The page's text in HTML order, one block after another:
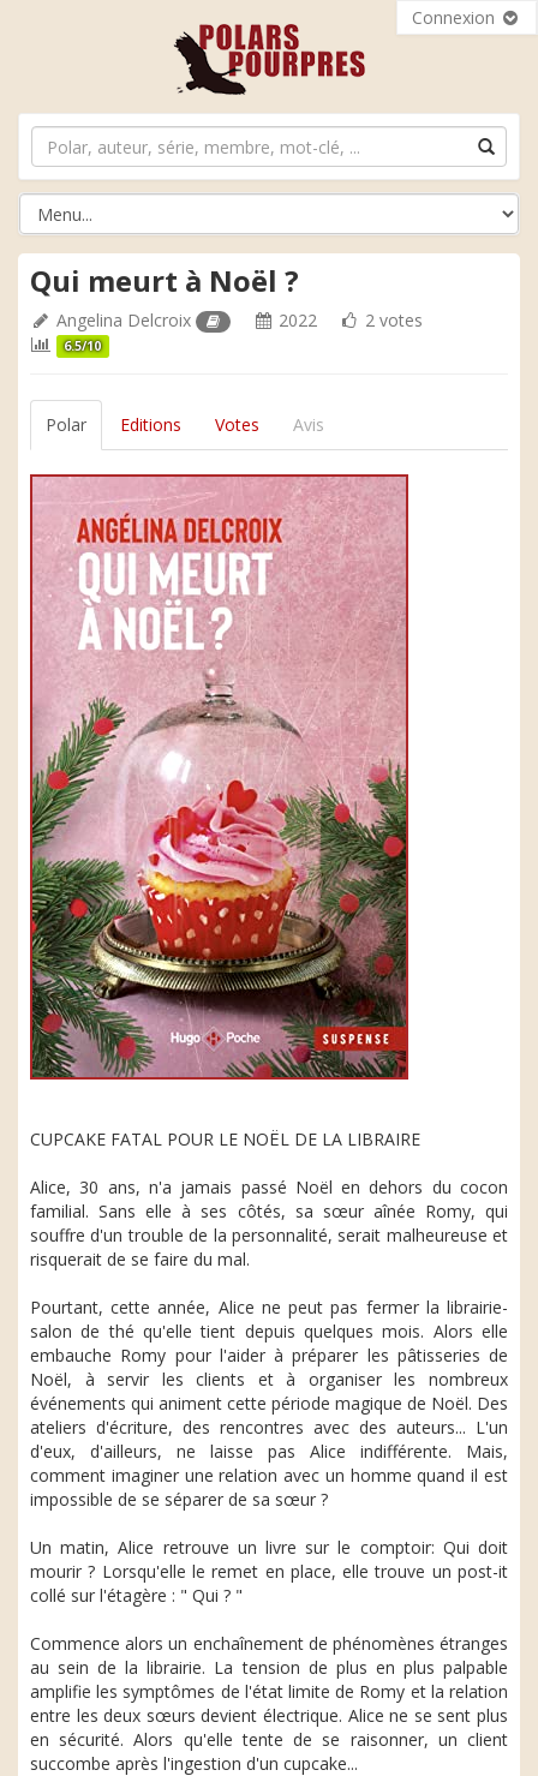
Connexion
Qui meurt à Noël ?
Angelina Delcroix 2022 2 votes
6.5/10
Polar Editions Votes Avis
CUPCAKE FATAL POUR LE NOËL DE LA LIBRAIRE
Alice, 30 ans, n'a jamais passé Noël en dehors du cocon
familial. Sans elle à ses côtés, sa sœur aînée Romy, qui
souffre d'un trouble de la personnalité, serait malheureuse et
risquerait de se faire du mal.
Pourtant, cette année, Alice ne peut pas fermer la librairie-
salon de thé qu'elle tient depuis quelques mois. Alors elle
embauche Romy pour l'aider à préparer les pâtisseries de
Noël, à servir les clients et à organiser les nombreux
événements qui animent cette période magique de Noël. Des
ateliers d'écriture, des rencontres avec des auteurs... L'un
d'eux, d'ailleurs, ne laisse pas Alice indifférente. Mais,
comment imaginer une relation avec un homme quand il est
impossible de se séparer de sa sœur ?
Un matin, Alice retrouve un livre sur le comptoir: Qui doit
mourir ? Lorsqu'elle le remet en place, elle trouve un post-it
collé sur l'étagère : " Qui ? "
Commence alors un enchaînement de phénomènes étranges
au sein de la librairie. La tension de plus en plus palpable
amplifie les symptômes de l'état limite de Romy et la relation
entre les deux sœurs devient électrique. Alice ne se sent plus
en sécurité. Alors qu'elle tente de se raisonner, un client
succombe après l'ingestion d'un cupcake...